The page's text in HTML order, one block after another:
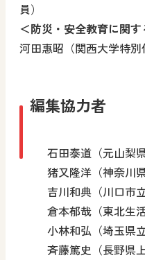
員）
＜防災・安全教育に関す
河田惠昭（関西大学特別
編集協力者
石田泰道（元山梨
猪又隆洋（神奈川
吉川和典（川口市
倉本郁哉（東北生
小林和弘（埼玉県
斉藤篤史（長野県